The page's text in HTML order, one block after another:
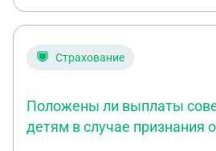
Страхование
Положены ли выплаты
детям в случае признания